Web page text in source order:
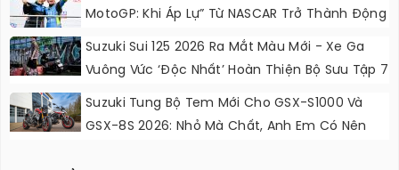
MotoGP: Khi Áp Lự” Từ NASCAR Trở Thành Động
Lực Ngọt Ngào
Suzuki Sui 125 2026 Ra Mắt Màu Mới - Xe Ga
Vuông Vức ‘độc Nhất’ Hoàn Thiện Bộ Sưu Tập 7
Sắc Cầu Vồng
Suzuki Tung Bộ Tem Mới Cho GSX-S1000 Và
GSX-8S 2026: Nhỏ Mà Chất, Anh Em Có Nên